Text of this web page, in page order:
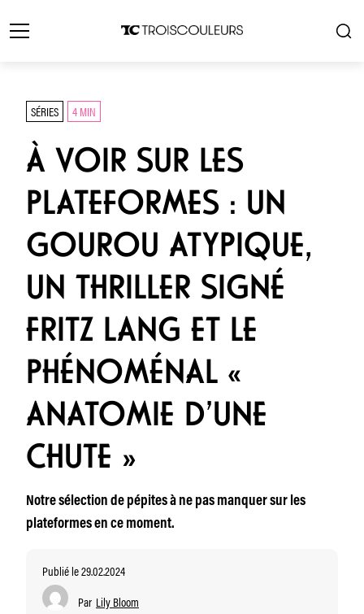
SÉRIES 4 MIN
À VOIR SUR LES
PLATEFORMES : UN
GOUROU ATYPIQUE,
UN THRILLER SIGNÉ
FRITZ LANG ET LE
PHÉNOMÉNAL «
ANATOMIE D’UNE
CHUTE »
Notre sélection de pépites à ne pas manquer sur les
plateformes en ce moment.
Publié le 29.02.2024
Par Lily Bloom